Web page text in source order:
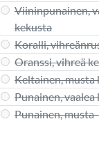
Viininpunainen,
kekusta
Koralli,
Oranssi, vihreä
Keltainen, musta
Punainen, vaalea
Punainen,